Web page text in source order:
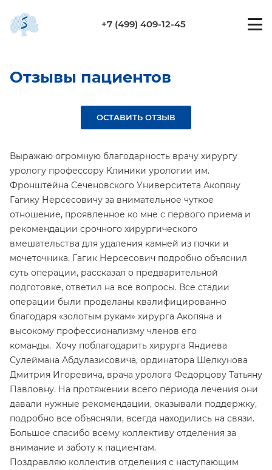
+7 (499) 409-12-45
Отзывы пациентов
ОСТАВИТЬ ОТЗЫВ
Выражаю огромную благодарность врачу хирургу
урологу профессору Клиники урологии им.
Фронштейна Сеченовского Университета Акопяну
Гагику Нерсесовичу за внимательное чуткое
отношение, проявленное ко мне с первого приема и
рекомендации срочного хирургического
вмешательства для удаления камней из почки и
мочеточника. Гагик Нерсесович подробно объяснил
суть операции, рассказал о предварительной
подготовке, ответил на все вопросы. Все стадии
операции были проделаны квалифицированно
благодаря «золотым рукам» хирурга Акопяна и
высокому профессионализму членов его
команды. Хочу поблагодарить хирурга Яндиева
Сулеймана Абдулазисовича, ординатора Шелкунова
Дмитрия Игоревича, врача уролога Федорцову Татьяну
Павловну. На протяжении всего периода лечения они
давали нужные рекомендации, оказывали поддержку,
подробно все объясняли, всегда находились на связи.
Большое спасибо всему коллективу отделения за
внимание и заботу к пациентам.
Поздравляю коллектив отделения с наступающим